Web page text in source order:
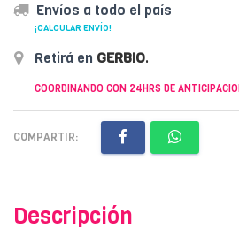
Envíos a todo el país
¡CALCULAR ENVÍO!
Retirá en GERBIO.
COORDINANDO CON 24HRS DE
COMPARTIR:
Descripción